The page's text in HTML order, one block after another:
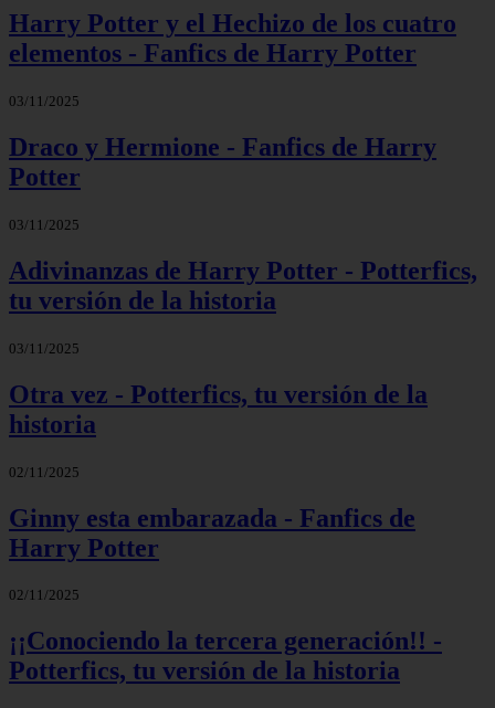
Harry Potter y el Hechizo de los cuatro
elementos - Fanfics de Harry Potter
03/11/2025
Draco y Hermione - Fanfics de Harry
Potter
03/11/2025
Adivinanzas de Harry Potter - Potterfics,
tu versión de la historia
03/11/2025
Otra vez - Potterfics, tu versión de la
historia
02/11/2025
Ginny esta embarazada - Fanfics de
Harry Potter
02/11/2025
¡¡Conociendo la tercera generación!! -
Potterfics, tu versión de la historia